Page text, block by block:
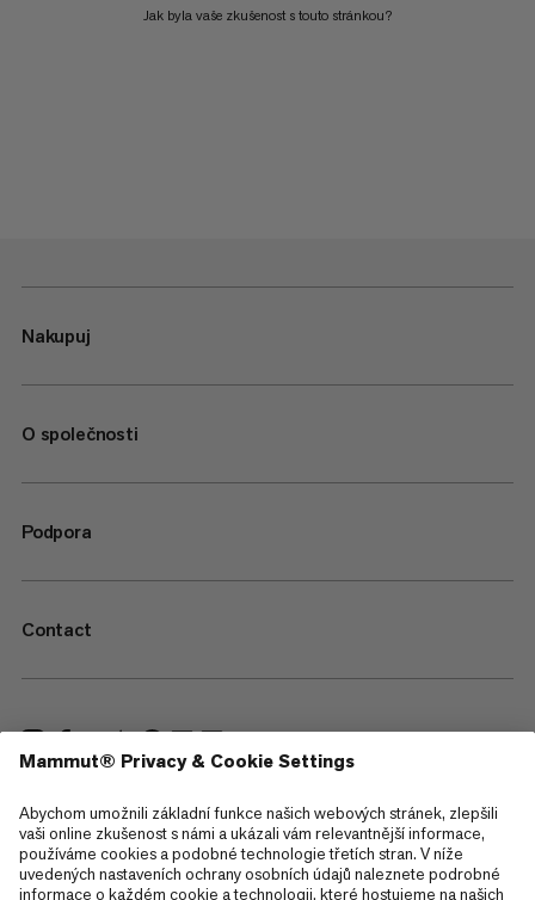
Jak byla vaše zkušenost s touto stránkou?
Nakupuj
O společnosti
Podpora
Contact
—